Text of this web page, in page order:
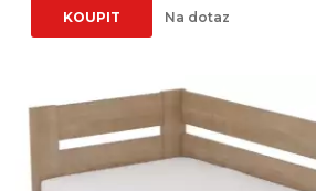
KOUPIT Na dotaz